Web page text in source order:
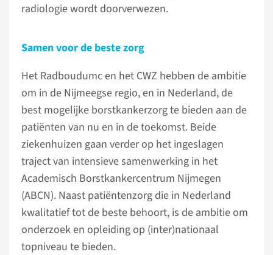
radiologie wordt doorverwezen.
Samen voor de beste zorg
Het Radboudumc en het CWZ hebben de ambitie
om in de Nijmeegse regio, en in Nederland, de
best mogelijke borstkankerzorg te bieden aan de
patiënten van nu en in de toekomst. Beide
ziekenhuizen gaan verder op het ingeslagen
traject van intensieve samenwerking in het
Academisch Borstkankercentrum Nijmegen
(ABCN). Naast patiëntenzorg die in Nederland
kwalitatief tot de beste behoort, is de ambitie om
onderzoek en opleiding op (inter)nationaal
topniveau te bieden.